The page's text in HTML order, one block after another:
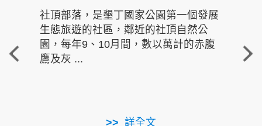
社頂部落，是墾丁國家公園第一個發展
生態旅遊的社區，鄰近的社頂自然公
園，每年9、10月間，數以萬計的赤腹
鷹及灰 ...
詳全文
重
走進